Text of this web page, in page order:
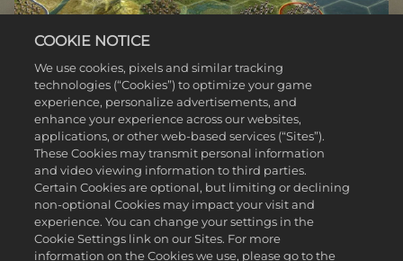
COOKIE NOTICE
We use cookies, pixels and similar tracking
technologies (“Cookies”) to optimize your game
experience, personalize advertisements, and
enhance your experience across our websites,
applications, or other web-based services (“Sites”).
These Cookies may transmit personal information
and video viewing information to third parties.
Certain Cookies are optional, but limiting or declining
non-optional Cookies may impact your visit and
experience. You can change your settings in the
Cookie Settings link on our Sites. For more
information on the Cookies we use, please go to the